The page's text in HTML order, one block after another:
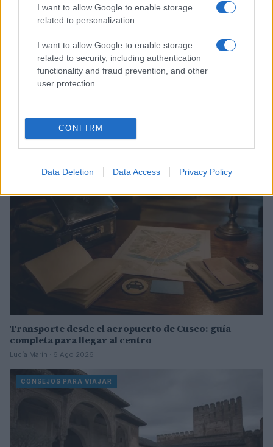
I want to allow Google to enable storage
related to personalization.
I want to allow Google to enable storage
related to security, including authentication
functionality and fraud prevention, and other
user protection.
CONFIRM
Data Deletion Data Access Privacy Policy
Sigue leyendo
Transporte desde el aeropuerto de Cusco: guía
completa para llegar al centro
Lucía Marín · 6 Ago 2026
CONSEJOS PARA VIAJAR